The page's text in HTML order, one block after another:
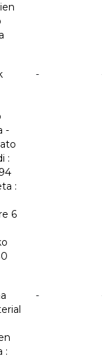
-
:
:
6
-
:
-